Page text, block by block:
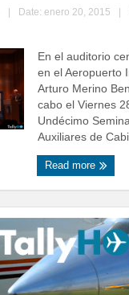
Date: enero 20, 2015
En el auditorio
en el Aeropuerto
Arturo Merino
cabo el Viernes
Undécimo
Auxiliares de
Read more